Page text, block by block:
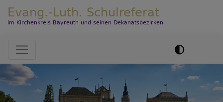
Evang.-Luth. Schulreferat
im Kirchenkreis Bayreuth und seinen Dekanatsbezirken
Hauptnavigation